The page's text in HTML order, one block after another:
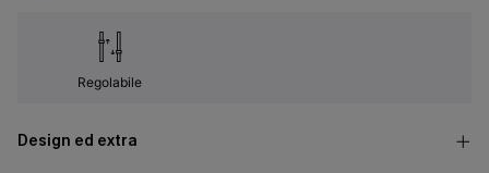
Regolabile
Design ed extra